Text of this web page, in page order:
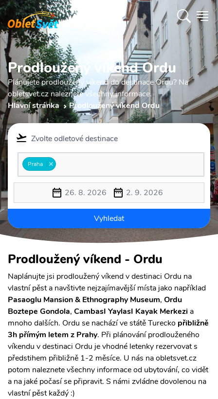
Prodloužený víkend Ordu
Plánujete prodloužený víkend do destinace Ordu? Na
obletsvet.cz naleznete všechny informace.
Hlavní stránka
Prodloužený víkend Ordu
Zvolte odletové destinace
Praha
26. 8. 2026 2. 9. 2026
Vyhledat
Prodloužený víkend - Ordu
Naplánujte jsi prodloužený víkend v destinaci Ordu na
vlastní pěst a navštivte nejzajímavější místa jako například
Pasaoglu Mansion & Ethnography Museum, Ordu
Boztepe Gondola, CambasI YaylasI Kayak Merkezi a
mnoho dalších. Ordu se nachází ve státě Turecko přibližně
3h přímým letem z Prahy. Při plánování prodlouženého
víkendu v destinaci Ordu je vhodné letenky rezervovat s
předstihem přibližně 1-2 měsíce. U nás na obletsvet.cz
potom naleznete všechny informace od ubytování, co vidět
a na jaké počasí se připravit. S námi zvládne dovolenou na
vlastní pěst každý :)